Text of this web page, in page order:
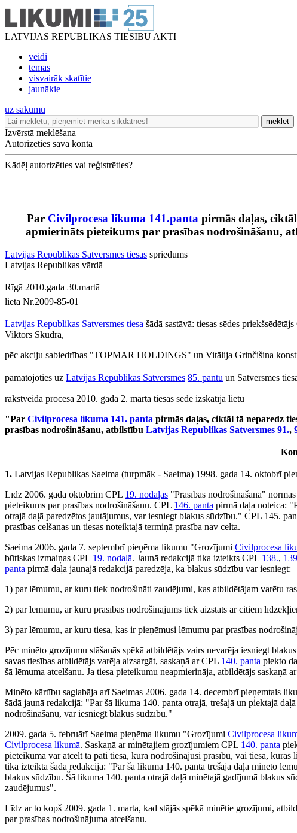
LATVIJAS REPUBLIKAS TIESĪBU AKTI
veidi
tēmas
visvairāk skatītie
jaunākie
uz sākumu
meklēt
Izvērstā meklēšana
Autorizēties savā kontā
Kādēļ autorizēties vai reģistrēties?
Par Civilprocesa likuma 141.panta pirmās daļas,
apmierināts pieteikums par prasības nodrošināšanu,
Latvijas Republikas Satversmes tiesas spriedums
Latvijas Republikas vārdā
Rīgā 2010.gada 30.martā
lietā Nr.2009-85-01
Latvijas Republikas Satversmes tiesa šādā sastāvā: tiesas sēdes
Viktors Skudra,
pēc akciju sabiedrības "TOPMAR HOLDINGS" un Vitālija Grinčišina
pamatojoties uz Latvijas Republikas Satversmes 85. pantu un Satversmes
rakstveida procesā 2010. gada 2. martā tiesas sēdē izskatīja lietu
"Par Civilprocesa likuma 141. panta pirmās daļas, ciktāl tā neparedz
prasības nodrošināšanu, atbilstību Latvijas Republikas Satversmes 91.,
1. Latvijas Republikas Saeima (turpmāk - Saeima) 1998. gada 14. oktobrī
Līdz 2006. gada oktobrim CPL 19. nodaļas "Prasības nodrošināšana"
pieteikums par prasības nodrošināšanu. CPL 146. panta pirmā daļa noteica:
otrajā daļā paredzētos jautājumus, var iesniegt blakus sūdzību." CPL 145.
prasības celšanas un tiesas noteiktajā termiņā prasība nav celta.
Saeima 2006. gada 7. septembrī pieņēma likumu "Grozījumi Civilprocesa
būtiskas izmaiņas CPL 19. nodaļā. Jaunā redakcijā tika izteikts CPL 138.,
panta pirmā daļa jaunajā redakcijā paredzēja, ka blakus sūdzību var iesniegt:
1) par lēmumu, ar kuru tiek nodrošināti zaudējumi, kas atbildētājam varētu
2) par lēmumu, ar kuru prasības nodrošinājums tiek aizstāts ar citiem
3) par lēmumu, ar kuru tiesa, kas ir pieņēmusi lēmumu par prasības
Pēc minēto grozījumu stāšanās spēkā atbildētājs vairs nevarēja iesniegt
savas tiesības atbildētājs varēja aizsargāt, saskaņā ar CPL 140. panta piekto
šā lēmuma atcelšanu. Ja tiesa pieteikumu neapmierināja, atbildētājs
Minēto kārtību saglabāja arī Saeimas 2006. gada 14. decembrī pieņemtais
šādā jaunā redakcijā: "Par šā likuma 140. panta otrajā, trešajā un piektajā
nodrošināšanu, var iesniegt blakus sūdzību."
2009. gada 5. februārī Saeima pieņēma likumu "Grozījumi Civilprocesa
Civilprocesa likumā. Saskaņā ar minētajiem grozījumiem CPL 140. panta
pieteikuma var atcelt tā pati tiesa, kura nodrošinājusi prasību, vai tiesa,
tika izteikta šādā redakcijā: "Par šā likuma 140. panta trešajā daļā minēto
blakus sūdzību. Šā likuma 140. panta otrajā daļā minētajā gadījumā blakus
zaudējumus".
Līdz ar to kopš 2009. gada 1. marta, kad stājās spēkā minētie grozījumi,
par prasības nodrošinājuma atcelšanu.